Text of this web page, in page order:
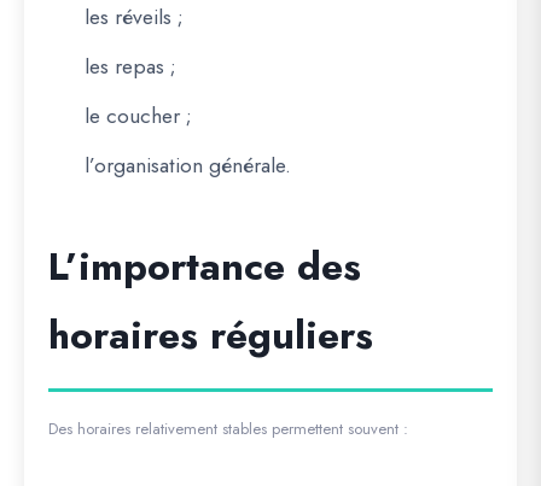
les réveils ;
les repas ;
le coucher ;
l’organisation générale.
L’importance des
horaires réguliers
Des horaires relativement stables permettent souvent :